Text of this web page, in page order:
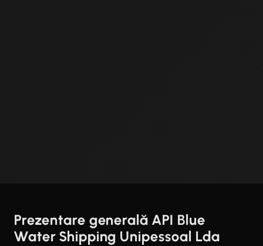
Prezentare generală API Blue
Water Shipping Unipessoal Lda